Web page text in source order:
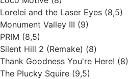
Lorelei and the Laser Eyes (8,5)
Monument Valley III (9)
PRIM (8,5)
Silent Hill 2 (Remake) (8)
Thank Goodness You're Here! (8)
The Plucky Squire (9,5)